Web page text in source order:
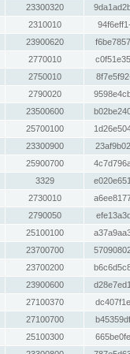
23300320
2310010
23900620
2770010
2750010
2790020
23500600
25700100
23300900
25900700
3329
2730010
2790050
25100100
23700700
23700200
23900600
27100370
27100700
25100300